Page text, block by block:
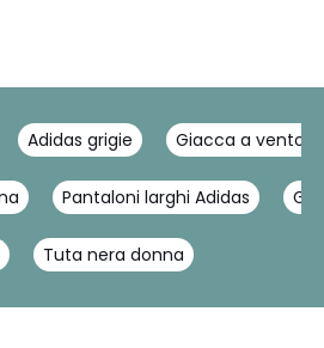
Adidas grigie Giacca a vento
Pantaloni larghi Adidas
Tuta nera donna